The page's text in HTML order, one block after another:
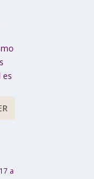
es
a